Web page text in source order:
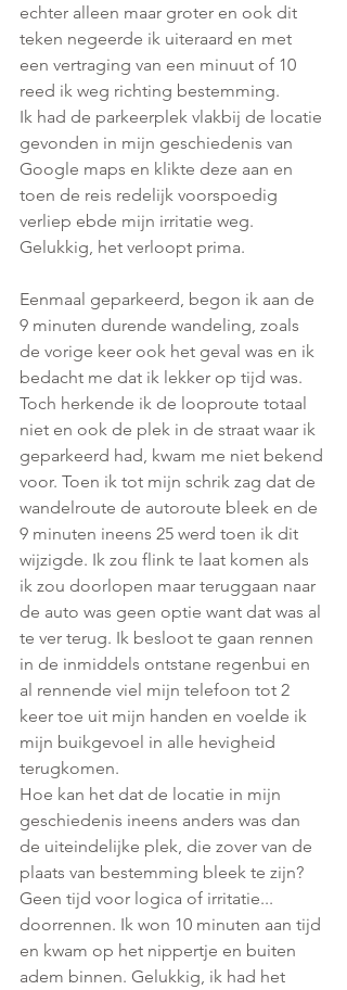
echter alleen maar groter en ook dit
teken negeerde ik uiteraard en met
een vertraging van een minuut of 10
reed ik weg richting bestemming.
Ik had de parkeerplek vlakbij de locatie
gevonden in mijn geschiedenis van
Google maps en klikte deze aan en
toen de reis redelijk voorspoedig
verliep ebde mijn irritatie weg.
Gelukkig, het verloopt prima.
Eenmaal geparkeerd, begon ik aan de
9 minuten durende wandeling, zoals
de vorige keer ook het geval was en ik
bedacht me dat ik lekker op tijd was.
Toch herkende ik de looproute totaal
niet en ook de plek in de straat waar ik
geparkeerd had, kwam me niet bekend
voor. Toen ik tot mijn schrik zag dat de
wandelroute de autoroute bleek en de
9 minuten ineens 25 werd toen ik dit
wijzigde. Ik zou flink te laat komen als
ik zou doorlopen maar teruggaan naar
de auto was geen optie want dat was al
te ver terug. Ik besloot te gaan rennen
in de inmiddels ontstane regenbui en
al rennende viel mijn telefoon tot 2
keer toe uit mijn handen en voelde ik
mijn buikgevoel in alle hevigheid
terugkomen.
Hoe kan het dat de locatie in mijn
geschiedenis ineens anders was dan
de uiteindelijke plek, die zover van de
plaats van bestemming bleek te zijn?
Geen tijd voor logica of irritatie...
doorrennen. Ik won 10 minuten aan tijd
en kwam op het nippertje en buiten
adem binnen. Gelukkig, ik had het